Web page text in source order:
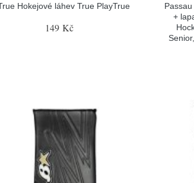
Hokejové láhev True PlayTrue
149 Kč
+